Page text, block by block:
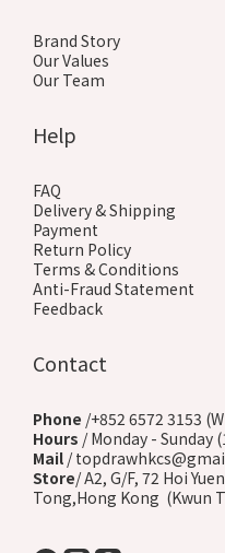
Brand Story
Our Values
Our Team
Help
FAQ
Delivery & Shipping
Payment
Return Policy
Terms & Conditions
Anti-Fraud Statement
Feedback
Contact
Phone /+852 6572 3153
Hours / Monday - Sunday
Mail /
Store/ A2, G/F, 72 Hoi
Tong,Hong Kong (Kwun